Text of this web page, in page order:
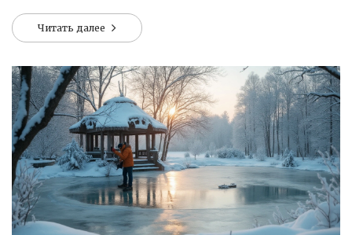
экосистему пруда. Оцениваются плюсы различных
водных растений, а также даны полезные советы по их
Читать далее